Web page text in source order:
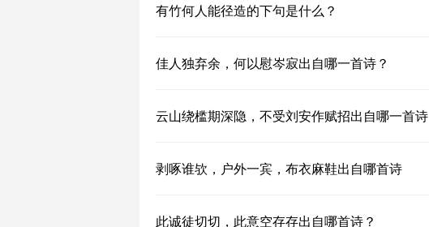
有竹何人能径造的下句是什么？
佳人独弃余，何以慰岑寂出自哪一首诗？
云山绕槛期深隐，不受刘安作赋招出自哪一首诗
剥啄谁欤，户外一宾，布衣麻鞋出自哪首诗
此诚徒切切，此意空存存出自哪首诗？